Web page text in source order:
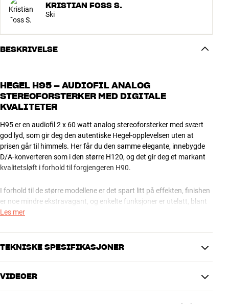
KRISTIAN FOSS S.
Ski
BESKRIVELSE
HEGEL H95 – AUDIOFIL ANALOG
STEREOFORSTERKER MED DIGITALE
KVALITETER
H95 er en audiofil 2 x 60 watt analog stereoforsterker med svært
god lyd, som gir deg den autentiske Hegel-opplevelsen uten at
prisen går til himmels. Her får du den samme elegante, innebygde
D/A-konverteren som i den større H120, og det gir deg et markant
kvalitetsløft i forhold til forgjengeren H90.
I forhold til de større modellene er det spart litt på effekten, finishen
er noe mindre ekstravagant, og enkelte funksjoner er utelatt, blant
annet balanserte XLR-tilkoblinger og Roon-støtte. Til gjengjeld
avanserte muligheter til avspilling av musikk, også den digitale
sorten.
eksempel 700-serien fra Bowers & Wilkins og RUBICON-serien fra
Les mer
TEKNISKE SPESIFIKASJONER
VIDEOER